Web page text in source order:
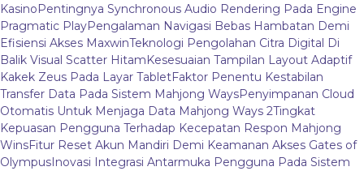
KasinoPentingnya Synchronous Audio Rendering Pada Engine
Pragmatic PlayPengalaman Navigasi Bebas Hambatan Demi
Efisiensi Akses MaxwinTeknologi Pengolahan Citra Digital Di
Balik Visual Scatter HitamKesesuaian Tampilan Layout Adaptif
Kakek Zeus Pada Layar TabletFaktor Penentu Kestabilan
Transfer Data Pada Sistem Mahjong WaysPenyimpanan Cloud
Otomatis Untuk Menjaga Data Mahjong Ways 2Tingkat
Kepuasan Pengguna Terhadap Kecepatan Respon Mahjong
WinsFitur Reset Akun Mandiri Demi Keamanan Akses Gates of
OlympusInovasi Integrasi Antarmuka Pengguna Pada Sistem